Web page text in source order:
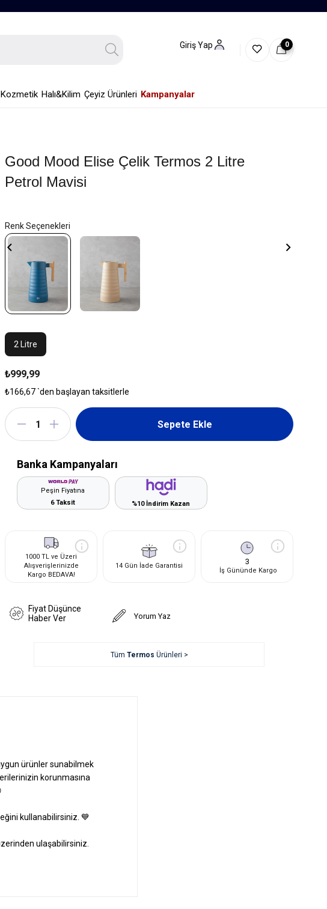
Giriş Yap 0
Kozmetik Halı&Kilim Çeyiz Ürünleri Kampanyalar
Good Mood Elise Çelik Termos 2 Litre
Petrol Mavisi
2 Litre
₺999,99
₺166,67`den başlayan taksitlerle
Banka Kampanyaları
Peşin Fiyatına
6 Taksit
%10 İndirim Kazan
1000 TL ve Üzeri
Alışverişlerinizde
Kargo BEDAVA!
14 Gün İade Garantisi 3
İş Gününde Kargo
Fiyat Düşünce
Haber Ver
Yorum Yaz
Tüm Termos Ürünleri >